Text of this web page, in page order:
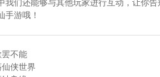
们还能够与其他玩家进行互动，让你
手游哦！
不能
侠世界